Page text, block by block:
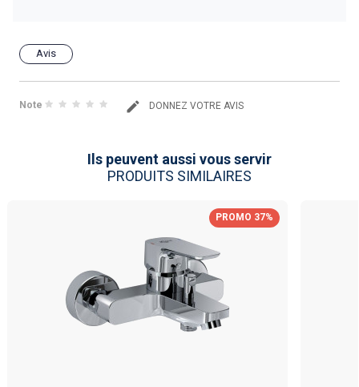
Avis
Note DONNEZ VOTRE AVIS
Ils peuvent aussi vous servir
PRODUITS SIMILAIRES
PROMO 37%